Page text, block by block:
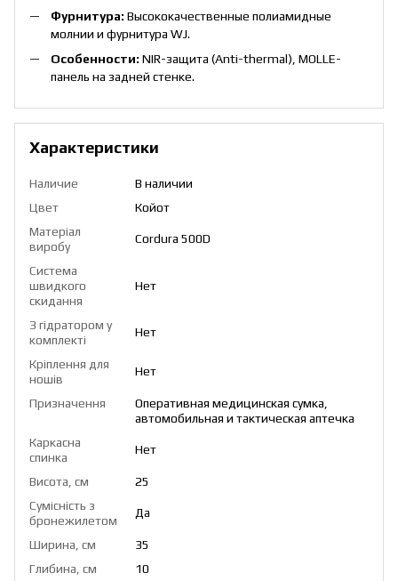
Фурнитура: Высококачественные полиамидные
молнии и фурнитура WJ.
Особенности: NIR-защита (Anti-thermal), MOLLE-
панель на задней стенке.
Характеристики
Наличие
В наличии
Цвет
Койот
Матеріал
виробу
Cordura 500D
Система
швидкого
скидання
Нет
З гідратором у
комплекті
Нет
Кріплення для
ношів
Нет
Призначення
Оперативная медицинская сумка,
автомобильная и тактическая аптечка
Каркасна
спинка
Нет
Висота, см
25
Сумісність з
бронежилетом
Да
Ширина, см
35
Глибина, см
10